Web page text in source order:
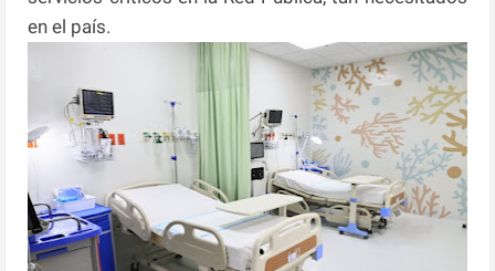
en el país.